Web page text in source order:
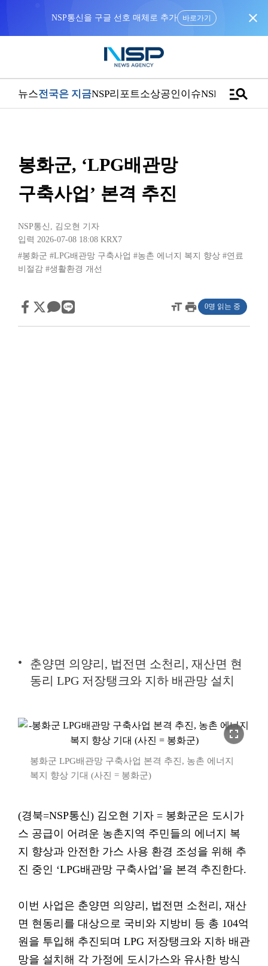
NSP통신을 구글 선호 매체로 추가 바로가기 close
뉴스전국은 지금NSP리포트소상공인이슈NSPTVmanage_search
봉화군, ‘LPG배관망
구축사업’ 본격 추진
NSP통신 , 김오현 기자
입력 2026-07-08 18:08 KRX7
#봉화군 #LPG배관망 구축사업 #농촌 에너지 복지 향상 #연료
비절감 #생활환경 개선
format_sizeprint 0명 읽는 중
춘양면 의양리, 법전면 소천리, 재산면 현
동리 LPG 저장탱크와 지하 배관망 설치
fullscreen
봉화군 LPG배관망 구축사업 본격 추진, 농촌 에너지
복지 향상 기대 (사진 = 봉화군)
(경북=NSP통신) 김오현 기자 = 봉화군은 도시가
스 공급이 어려운 농촌지역 주민들의 에너지 복
지 향상과 안전한 가스 사용 환경 조성을 위해 추
진 중인 ‘LPG배관망 구축사업’을 본격 추진한다.
이번 사업은 춘양면 의양리, 법전면 소천리, 재산
면 현동리를 대상으로 국비와 지방비 등 총 104억
원을 투입해 추진되며 LPG 저장탱크와 지하 배관
망을 설치해 각 가정에 도시가스와 유사한 방식